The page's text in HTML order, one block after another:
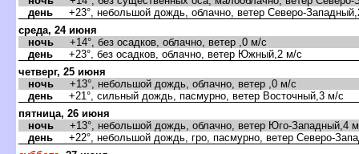
день +23°, небольшой дождь, облачно, ветер Северо-
среда, 24 июня
ночь +14°, без осадков, облачно, ветер ,0 м/с
день +23°, без осадков, облачно, ветер Южный,2 м/с
четверг, 25 июня
ночь +13°, небольшой дождь, облачно, ветер ,0 м/с
день +21°, сильный дождь, пасмурно, ветер Восточный,3 м/с
пятница, 26 июня
ночь +13°, небольшой дождь, облачно, ветер Юго-Западный,4
день +22°, небольшой дождь, гро, пасмурно, ветер Северо-